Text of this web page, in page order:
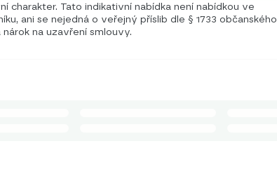
charakter. Tato indikativní nabídka není nabídkou ve
ani se nejedná o veřejný příslib dle § 1733 občanského
na uzavření smlouvy.